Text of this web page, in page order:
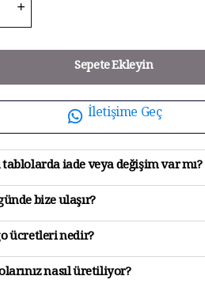
Sepete Ekleyin
İletişime Geç
iade veya değişim var mı?
bize ulaşır?
ücretleri nedir?
nasıl üretiliyor?